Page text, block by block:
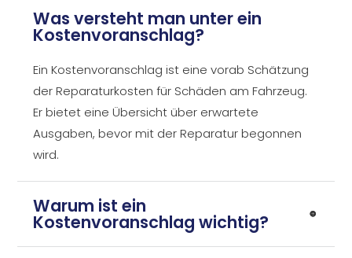
Was versteht man unter ein
Kostenvoranschlag?
Ein Kostenvoranschlag ist eine vorab Schätzung
der Reparaturkosten für Schäden am Fahrzeug.
Er bietet eine Übersicht über erwartete
Ausgaben, bevor mit der Reparatur begonnen
wird.
Warum ist ein
Kostenvoranschlag wichtig?